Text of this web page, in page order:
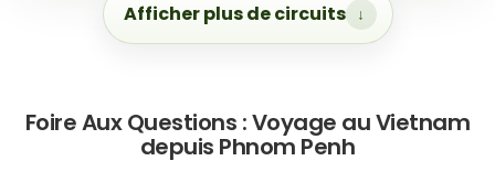
Afficher plus de circuits
Foire Aux Questions : Voyage au Vietnam
depuis Phnom Penh